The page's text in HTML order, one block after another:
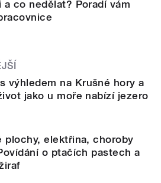
a co nedělat? Poradí vám
výhledem na Krušné hory a
jako u moře nabízí jezero
plochy, elektřina, choroby
o ptačích pastech a